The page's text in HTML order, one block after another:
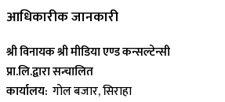
आधिकारीक जानकारी
श्री विनायक श्री मीडिया एण्ड कन्सल्टेन्सी
प्रा.लि.द्वारा सन्चालित
कार्यालय: गोल बजार, सिराहा